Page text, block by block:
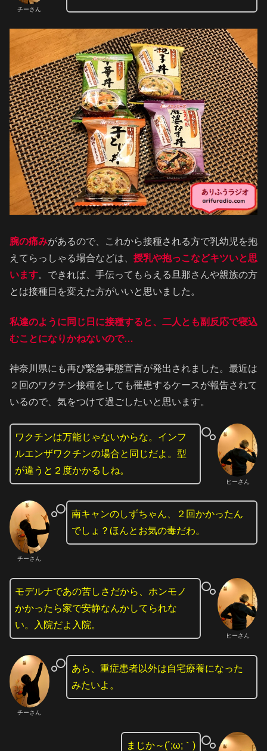
チーさん
腕の痛みがあるので、これから接種される方で乳幼児を抱
えてらっしゃる場合などは、 授乳や抱っこなどキツいと思
います。できれば、手伝ってもらえる旦那さんや親族の方
とは接種日を変えた方がいいと思いました。
私達のように同じ日に接種すると、二人とも副反応で寝込
むことになりかねないので…
神奈川県にも再び緊急事態宣言が発出されました。最近は
２回のワクチン接種をしても罹患するケースが報告されて
いるので、気をつけて過ごしたいと思います。
ヒーさん
ワクチンは万能じゃないからな。インフ
ルエンザワクチンの場合と同じだよ。型
が違うと２度かかるしね。
チーさん
南キャンのしずちゃん、２回かかったん
でしょ？ほんとお気の毒だわ。
ヒーさん
モデルナであの苦しさだから、ホンモノ
かかったら家で安静なんかしてられな
い。入院だよ入院。
チーさん
あら、重症患者以外は自宅療養になった
みたいよ。
まじか～(´;ω;｀)